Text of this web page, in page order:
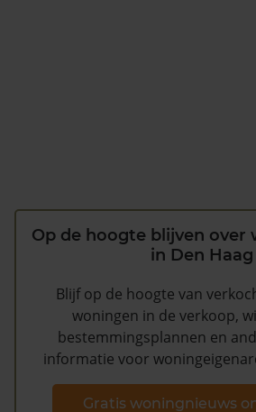
Op de hoogte blijven over
in Den Haag
Blijf op de hoogte van
woningen in de verkoop,
bestemmingsplannen en
informatie voor
Gratis woningnieuws